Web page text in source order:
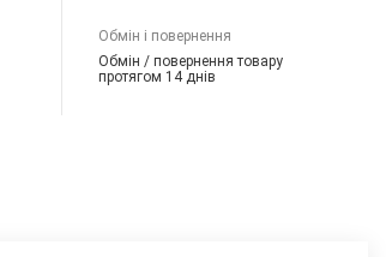
Обмін і повернення
Обмін / повернення товару
протягом 14 днів